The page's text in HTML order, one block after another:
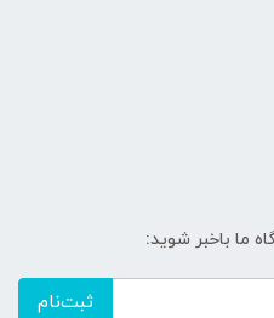
ما باخبر شوید:
ثبت‌نام